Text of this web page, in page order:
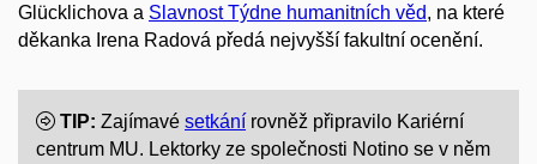
Glücklichova a Slavnost Týdne humanitních věd, na které
děkanka Irena Radová předá nejvyšší fakultní ocenění.
TIP: Zajímavé setkání rovněž připravilo Kariérní
centrum MU. Lektorky ze společnosti Notino se v něm